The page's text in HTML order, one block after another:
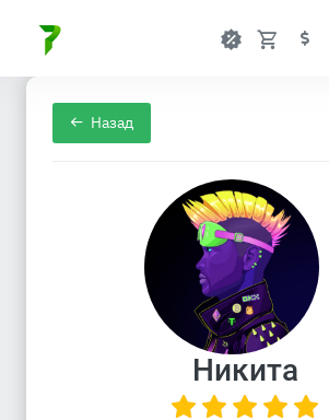
Назад
Никита